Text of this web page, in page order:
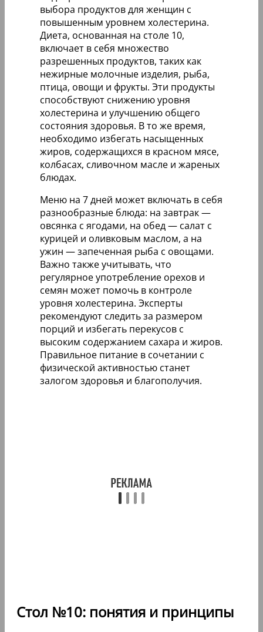
выбора продуктов для женщин с
повышенным уровнем холестерина.
Диета, основанная на столе 10,
включает в себя множество
разрешенных продуктов, таких как
нежирные молочные изделия, рыба,
птица, овощи и фрукты. Эти продукты
способствуют снижению уровня
холестерина и улучшению общего
состояния здоровья. В то же время,
необходимо избегать насыщенных
жиров, содержащихся в красном мясе,
колбасах, сливочном масле и жареных
блюдах.
Меню на 7 дней может включать в себя
разнообразные блюда: на завтрак —
овсянка с ягодами, на обед — салат с
курицей и оливковым маслом, а на
ужин — запеченная рыба с овощами.
Важно также учитывать, что
регулярное употребление орехов и
семян может помочь в контроле
уровня холестерина. Эксперты
рекомендуют следить за размером
порций и избегать перекусов с
высоким содержанием сахара и жиров.
Правильное питание в сочетании с
физической активностью станет
залогом здоровья и благополучия.
Стол №10: понятия и принципы